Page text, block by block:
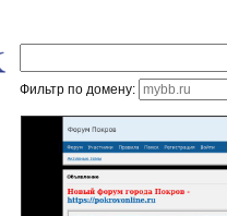
Фильтр по домену: